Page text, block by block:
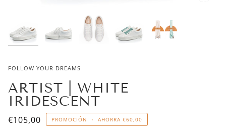
FOLLOW YOUR DREAMS
ARTIST | WHITE
IRIDESCENT
€105,00 PROMOCIÓN • AHORRA €60,00